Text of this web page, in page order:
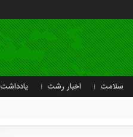
سلامت اخبار رشت یادداشت